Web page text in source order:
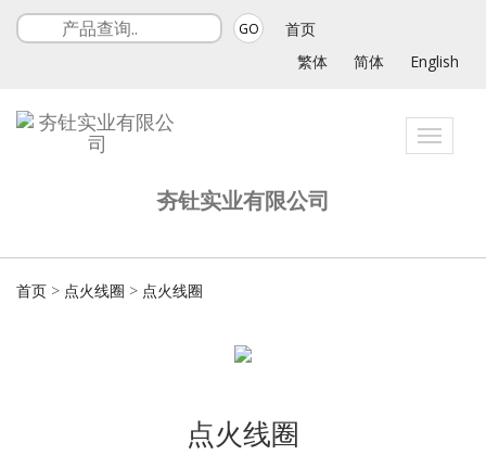
GO
首页
繁体
简体 English
Toggle
夯钍实业有限公司
首页 > 点火线圈 > 点火线圈
点火线圈